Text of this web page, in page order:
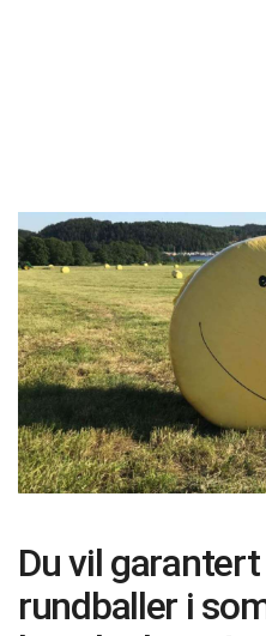
Du vil
rundballer i